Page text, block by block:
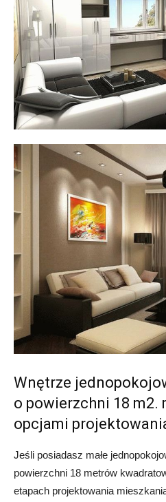
Wnętrze
o powierzchni 18 m2.
opcjami
Jeśli posiadasz małe
powierzchni 18 metrów
etapach projektowania